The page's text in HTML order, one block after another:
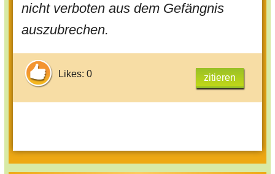
nicht verboten aus dem Gefängnis
auszubrechen.
Likes: 0 zitieren